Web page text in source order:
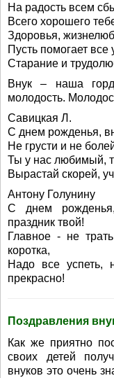
На радость всем
Всего хорошего
Здоровья,
Пусть помогает все
Старание и
Внук – наша
молодость.
Савицкая Л.
С днем рожденья,
Не грусти и не
Ты у нас любимый,
Вырастай скорей,
Антону Голунину
С днем
праздник твой!
Главное - не
коротка,
Надо все успеть,
прекрасно!
Поздравления
Как же приятно
своих детей
внуков это очень